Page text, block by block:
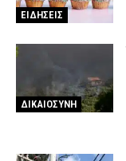
ΑΣΤΥΝΟΜΙΑ 7
ρευματοκλοπή
7
ΕΙΔΗΣΕΙΣ
ΔΙΚΑΙΟΣΥΝΗ